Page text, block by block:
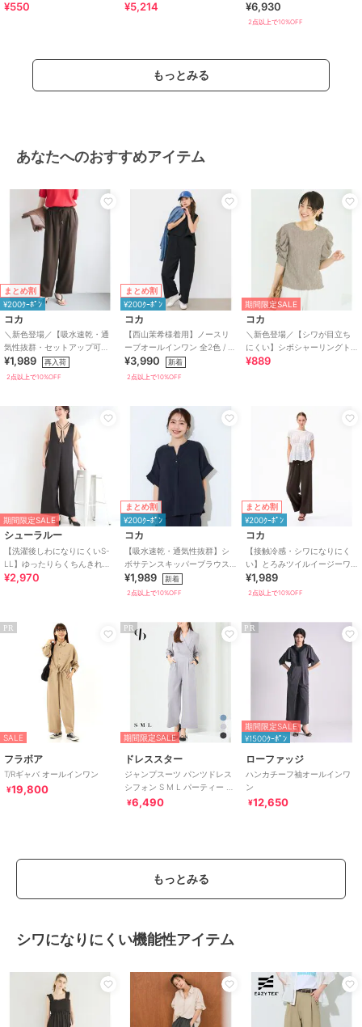
¥550 ¥5,214 ¥6,930
2点以上で10%OFF
もっとみる
あなたへのおすすめアイテム
まとめ割
¥200ｸｰﾎﾟﾝ
コカ
＼新色登場／【吸水速乾・通
気性抜群・セットアップ可
能】シボサテンライクイージ
ーパンツ 全6色
¥1,989 再入荷
2点以上で10%OFF
まとめ割
¥200ｸｰﾎﾟﾝ
コカ
【西山茉希様着用】ノースリ
ーブオールインワン 全2色 / 接
触冷感・シワになりにくい
¥3,990 新着
2点以上で10%OFF
期間限定SALE
コカ
＼新色登場／【シワが目立ち
にくい】シボシャーリングト
ップス 全5色
¥889
期間限定SALE
シューラルー
【洗濯後しわになりにくいS-
LL】ゆったりらくちんきれい
見え シンプルだから使いや
¥2,970
まとめ割
¥200ｸｰﾎﾟﾝ
コカ
【吸水速乾・通気性抜群】シ
ボサテンスキッパーブラウス
全2色
¥1,989 新着
2点以上で10%OFF
まとめ割
¥200ｸｰﾎﾟﾝ
コカ
【接触冷感・シワになりにく
い】とろみツイルイージーワ
イドパンツ 全4色
¥1,989
2点以上で10%OFF
PR
SALE
フラボア
T/Rギャバ オールインワン
¥19,800
PR
期間限定SALE
ドレススター
ジャンプスーツ パンツドレス
シフォン S M L パーティー 結
婚式
¥6,490
PR
期間限定SALE
¥1500ｸｰﾎﾟﾝ
ローファッジ
ハンカチーフ袖オールインワ
ン
¥12,650
もっとみる
シワになりにくい機能性アイテム